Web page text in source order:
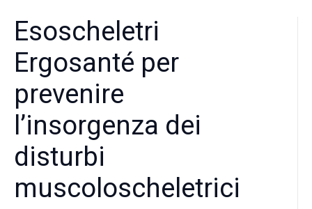
Esoscheletri
Ergosanté per
prevenire
l’insorgenza dei
disturbi
muscoloscheletrici